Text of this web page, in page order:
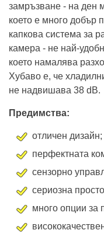
замръзване - на ден
което е много добър
капкова система за
камера - не най-
което намалява
Хубаво е, че
не надвишава 38 dB.
Предимства:
отличен дизайн;
перфектната
сензорно
сериозна
много опции за